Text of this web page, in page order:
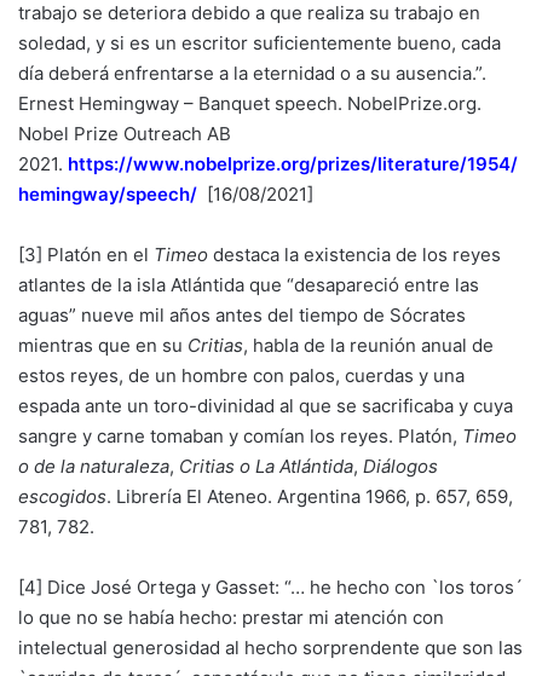
trabajo se deteriora debido a que realiza su trabajo en
soledad, y si es un escritor suficientemente bueno, cada
día deberá enfrentarse a la eternidad o a su ausencia.”.
Ernest Hemingway – Banquet speech. NobelPrize.org.
Nobel Prize Outreach AB
2021. https://www.nobelprize.org/prizes/literature/1954/
hemingway/speech/ [16/08/2021]
[3] Platón en el Timeo destaca la existencia de los reyes
atlantes de la isla Atlántida que “desapareció entre las
aguas” nueve mil años antes del tiempo de Sócrates
mientras que en su Critias, habla de la reunión anual de
estos reyes, de un hombre con palos, cuerdas y una
espada ante un toro-divinidad al que se sacrificaba y cuya
sangre y carne tomaban y comían los reyes. Platón, Timeo
o de la naturaleza, Critias o La Atlántida, Diálogos
escogidos. Librería El Ateneo. Argentina 1966, p. 657, 659,
781, 782.
[4] Dice José Ortega y Gasset: “… he hecho con `los toros´
lo que no se había hecho: prestar mi atención con
intelectual generosidad al hecho sorprendente que son las